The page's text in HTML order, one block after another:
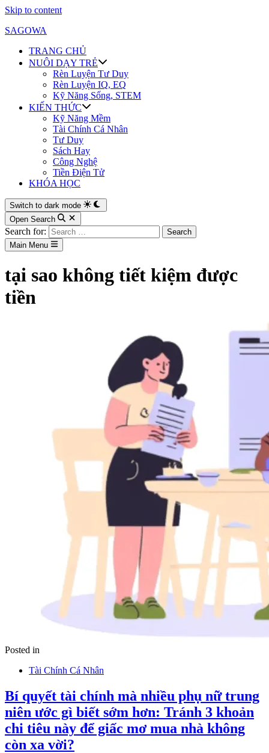
Skip to content
SAGOWA
TRANG CHỦ
NUÔI DẠY TRẺ
Rèn Luyện Tư Duy
Rèn Luyện IQ, EQ
Kỹ Năng Sống, STEM
KIẾN THỨC
Kỹ Năng Mềm
Tài Chính Cá Nhân
Tư Duy
Sách Hay
Công Nghệ
Tiền Điện Tử
KHÓA HỌC
Switch to dark mode
Open Search
Search for:
Main Menu
tại sao không tiết kiệm được
tiền
Posted in
Tài Chính Cá Nhân
Bí quyết tài chính mà nhiều phụ nữ trung
niên ước gì biết sớm hơn: Tránh 3 khoản
chi tiêu này để giấc mơ mua nhà không
còn xa vời?